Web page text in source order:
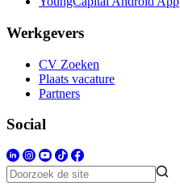
Werkgevers
CV Zoeken
Plaats vacature
Partners
Social